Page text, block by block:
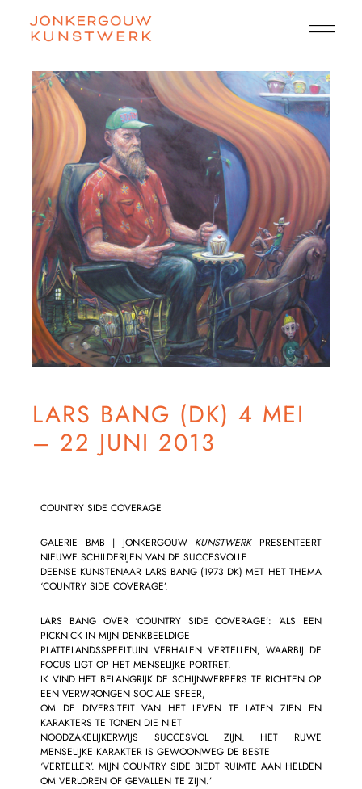
LARS BANG (DK) 4 MEI
– 22 JUNI 2013
COUNTRY SIDE COVERAGE
GALERIE BMB | JONKERGOUW KUNSTWERKPRESENTEERT
NIEUWE SCHILDERIJEN VAN DE SUCCESVOLLE
DEENSE KUNSTENAAR LARS BANG (1973 DK) MET HET THEMA
‘COUNTRY SIDE COVERAGE’.
LARS BANG OVER ‘COUNTRY SIDE COVERAGE’: ‘ALS EEN
PICKNICK IN MIJN DENKBEELDIGE
PLATTELANDSSPEELTUIN VERHALEN VERTELLEN, WAARBIJ DE
FOCUS LIGT OP HET MENSELIJKE PORTRET.
IK VIND HET BELANGRIJK DE SCHIJNWERPERS TE RICHTEN OP
EEN VERWRONGEN SOCIALE SFEER,
OM DE DIVERSITEIT VAN HET LEVEN TE LATEN ZIEN EN
KARAKTERS TE TONEN DIE NIET
NOODZAKELIJKERWIJS SUCCESVOL ZIJN. HET RUWE
MENSELIJKE KARAKTER IS GEWOONWEG DE BESTE
‘VERTELLER’. MIJN COUNTRY SIDE BIEDT RUIMTE AAN HELDEN
OM VERLOREN OF GEVALLEN TE ZIJN.’